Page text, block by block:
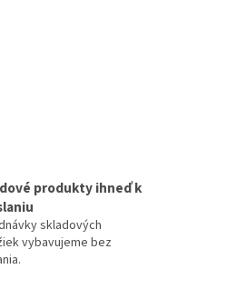
produkty ihneď k
skladových
vybavujeme bez